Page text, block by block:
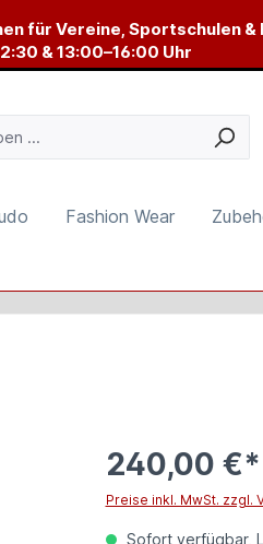
für Vereine, Sportschulen
& 13:00–16:00 Uhr
Fashion Wear
240,00 €*
Preise inkl. MwSt. zzgl.
Sofort verfügbar,